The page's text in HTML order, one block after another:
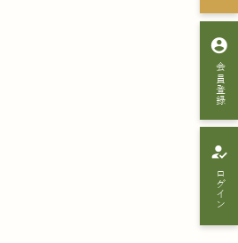
account_circle
会員登録
how_to_reg
ログイン